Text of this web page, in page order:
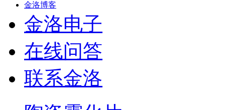
金洛博客
金洛电子
在线问答
联系金洛